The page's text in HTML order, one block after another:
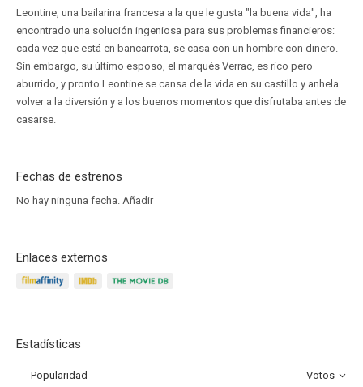
Leontine, una bailarina francesa a la que le gusta "la buena vida", ha
encontrado una solución ingeniosa para sus problemas financieros:
cada vez que está en bancarrota, se casa con un hombre con dinero.
Sin embargo, su último esposo, el marqués Verrac, es rico pero
aburrido, y pronto Leontine se cansa de la vida en su castillo y anhela
volver a la diversión y a los buenos momentos que disfrutaba antes de
casarse.
Fechas de estrenos
No hay ninguna fecha. Añadir
Enlaces externos
Estadísticas
Popularidad Votos